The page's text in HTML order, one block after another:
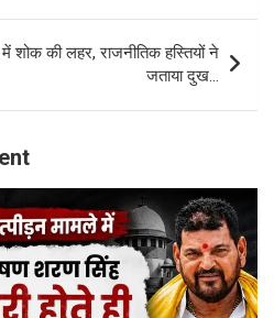
शोक की लहर, राजनीतिक हस्तियों ने
जताया दुख…